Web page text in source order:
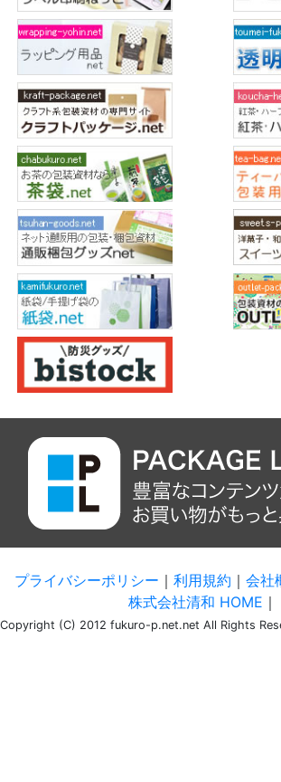
プライバシーポリシー ｜ 利用規約 ｜ 会社
株式会社清和 HOME ｜
Copyright (C) 2012 fukuro-p.net.net All Rights